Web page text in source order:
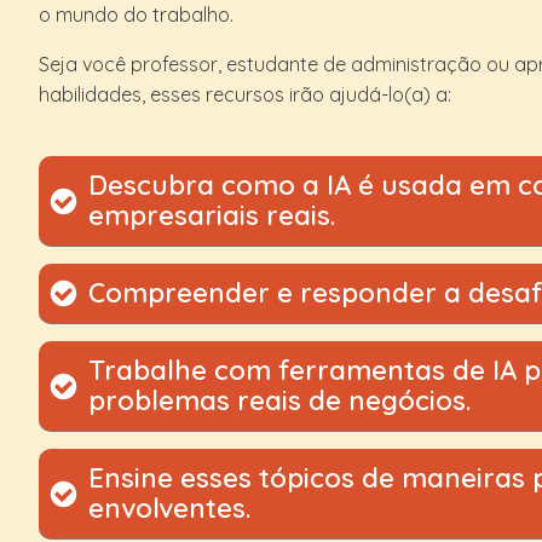
o mundo do trabalho.
Seja você professor, estudante de administração ou
habilidades, esses recursos irão ajudá-lo(a) a:
Descubra como a IA é usada em
empresariais reais.
Entenda como as ferramentas de IA estão sendo
recursos humanos, finanças, cadeia de suprimentos e
comerciais.
Compreender e responder a
contratação tendenciosos até sistemas de tomada de
a avaliar esses riscos e a aplicar estratégias práticas
Trabalhe com ferramentas de IA
problemas reais de negócios.
Por meio de estudos de caso, demonstrações e
usar ferramentas de IA — como sistemas de
preditivas e softwares de auditoria — de maneiras
Ensine esses tópicos de maneiras
envolventes.